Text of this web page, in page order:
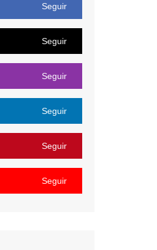
Seguir
Seguir
Seguir
Seguir
Seguir
Seguir